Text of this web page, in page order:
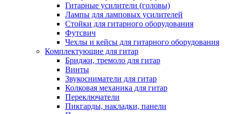
Гитарные усилители (головы)
Лампы для ламповых усилителей
Стойки для гитарного оборудования
Футсвич
Чехлы и кейсы для гитарного оборудования
Комплектующие для гитар
Бриджи, тремоло для гитар
Винты
Звукосниматели для гитар
Колковая механика для гитар
Переключатели
Пикгарды, накладки, панели